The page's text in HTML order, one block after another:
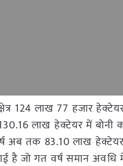
124 लाख 77 हजार
लाख हेक्टेयर में बोनी
तक 83.10 लाख हेक्टेयर
जो गत वर्ष समान अवधि